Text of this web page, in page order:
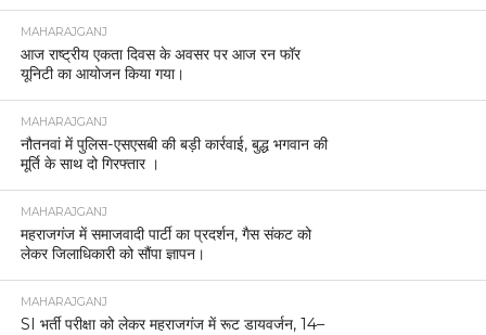
MAHARAJGANJ
आज राष्ट्रीय एकता दिवस के अवसर पर आज रन फॉर
यूनिटी का आयोजन किया गया।
MAHARAJGANJ
नौतनवां में पुलिस-एसएसबी की बड़ी कार्रवाई, बुद्ध भगवान की
मूर्ति के साथ दो गिरफ्तार ।
MAHARAJGANJ
महराजगंज में समाजवादी पार्टी का प्रदर्शन, गैस संकट को
लेकर जिलाधिकारी को सौंपा ज्ञापन।
MAHARAJGANJ
SI भर्ती परीक्षा को लेकर महराजगंज में रूट डायवर्जन, 14–